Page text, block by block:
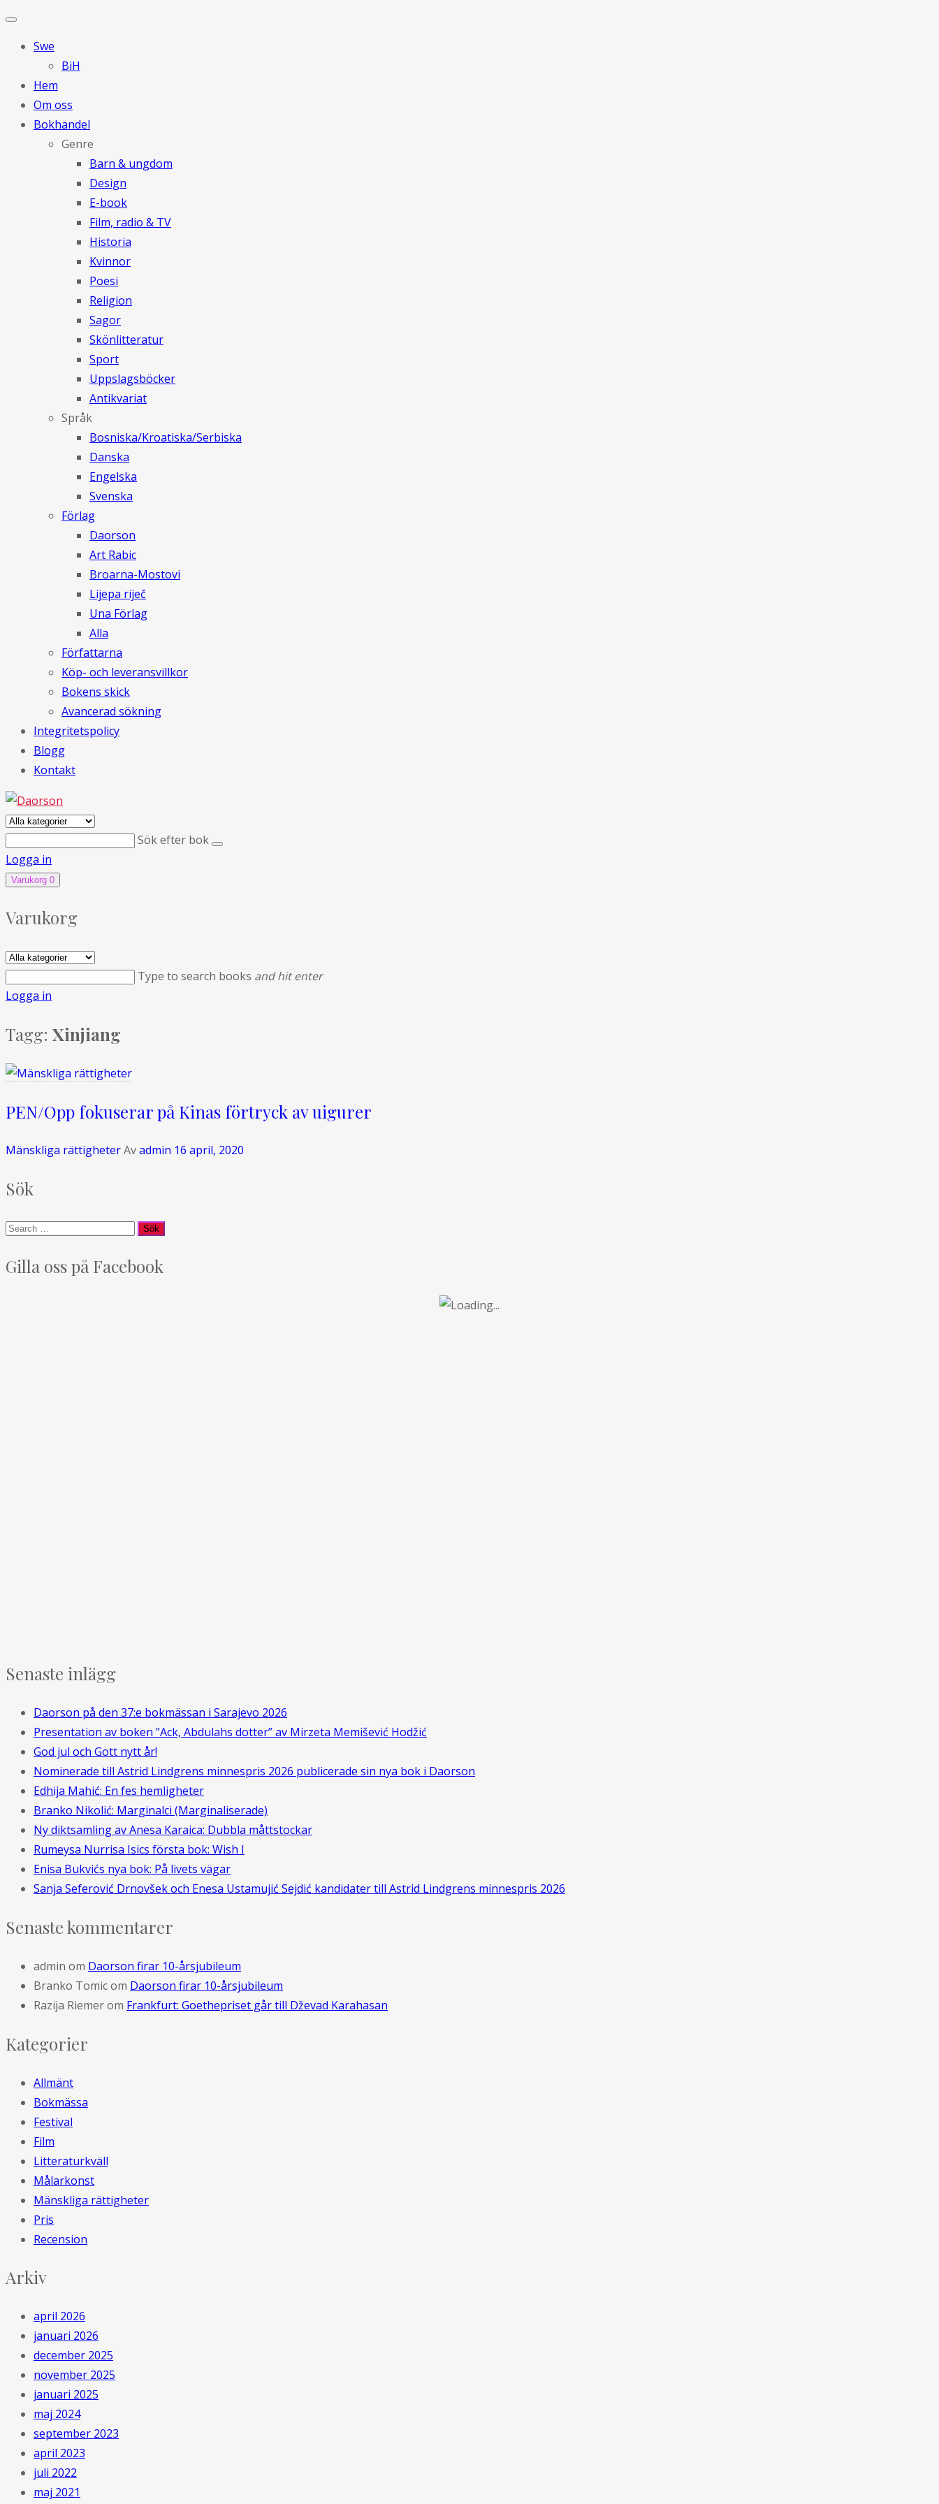
Swe
BiH
Hem
Om oss
Bokhandel
Genre
Barn & ungdom
Design
E-book
Film, radio & TV
Historia
Kvinnor
Poesi
Religion
Sagor
Skönlitteratur
Sport
Uppslagsböcker
Antikvariat
Språk
Bosniska/Kroatiska/Serbiska
Danska
Engelska
Svenska
Förlag
Daorson
Art Rabic
Broarna-Mostovi
Lijepa riječ
Una Förlag
Alla
Författarna
Köp- och leveransvillkor
Bokens skick
Avancerad sökning
Integritetspolicy
Blogg
Kontakt
Sök efter bok
Logga in
Varukorg 0
Varukorg
Type to search books and hit enter
Logga in
Tagg: Xinjiang
PEN/Opp fokuserar på Kinas förtryck av uigurer
Mänskliga rättigheterAvadmin 16 april, 2020
Sök
Gilla oss på Facebook
Senaste inlägg
Daorson på den 37:e bokmässan i Sarajevo 2026
Presentation av boken ”Ack, Abdulahs dotter” av Mirzeta Memišević Hodžić
God jul och Gott nytt år!
Nominerade till Astrid Lindgrens minnespris 2026 publicerade sin nya bok i Daorson
Edhija Mahić: En fes hemligheter
Branko Nikolić: Marginalci (Marginaliserade)
Ny diktsamling av Anesa Karaica: Dubbla måttstockar
Rumeysa Nurrisa Isics första bok: Wish I
Enisa Bukvićs nya bok: På livets vägar
Sanja Seferović Drnovšek och Enesa Ustamujić Sejdić kandidater till Astrid Lindgrens minnespris 2026
Senaste kommentarer
admin om Daorson firar 10-årsjubileum
Branko Tomicom Daorson firar 10-årsjubileum
Razija Riemerom Frankfurt: Goethepriset går till Dževad Karahasan
Kategorier
Allmänt
Bokmässa
Festival
Film
Litteraturkväll
Målarkonst
Mänskliga rättigheter
Pris
Recension
Arkiv
april 2026
januari 2026
december 2025
november 2025
januari 2025
maj 2024
september 2023
april 2023
juli 2022
maj 2021